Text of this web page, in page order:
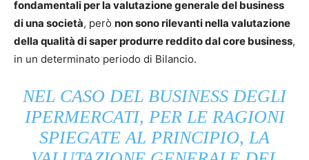
fondamentali per la valutazione generale del business
di una società, però non sono rilevanti nella valutazione
della qualità di saper produrre reddito dal core business,
in un determinato periodo di Bilancio.
NEL CASO DEL BUSINESS DEGLI
IPERMERCATI, PER LE RAGIONI
SPIEGATE AL PRINCIPIO, LA